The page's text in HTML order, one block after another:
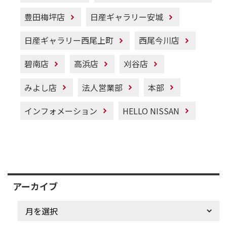
豊田梅坪店
日産ギャラリー安城
日産ギャラリー西尾上町
西尾今川店
碧南店
高浜店
刈谷店
みよし店
法人営業部
本部
インフォメーション
HELLO NISSAN
アーカイブ